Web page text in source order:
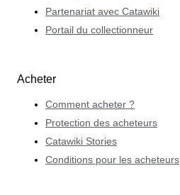
Partenariat avec Catawiki
Portail du collectionneur
Acheter
Comment acheter ?
Protection des acheteurs
Catawiki Stories
Conditions pour les acheteurs